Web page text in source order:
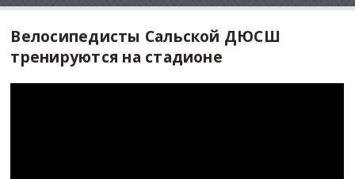
Велосипедисты Сальской ДЮСШ
тренируются на стадионе